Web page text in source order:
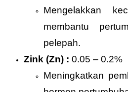
Mengelakkan
membantu
pelepah.
Zink (Zn) : 0.05 – 0.2%
Meningkatkan